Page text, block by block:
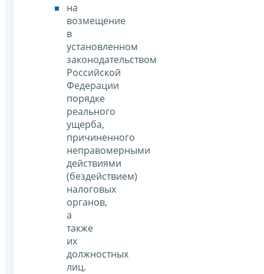
на
возмещение
в
установленном
законодательством
Российской
Федерации
порядке
реального
ущерба,
причиненного
неправомерными
действиями
(бездействием)
налоговых
органов,
а
также
их
должностных
лиц.